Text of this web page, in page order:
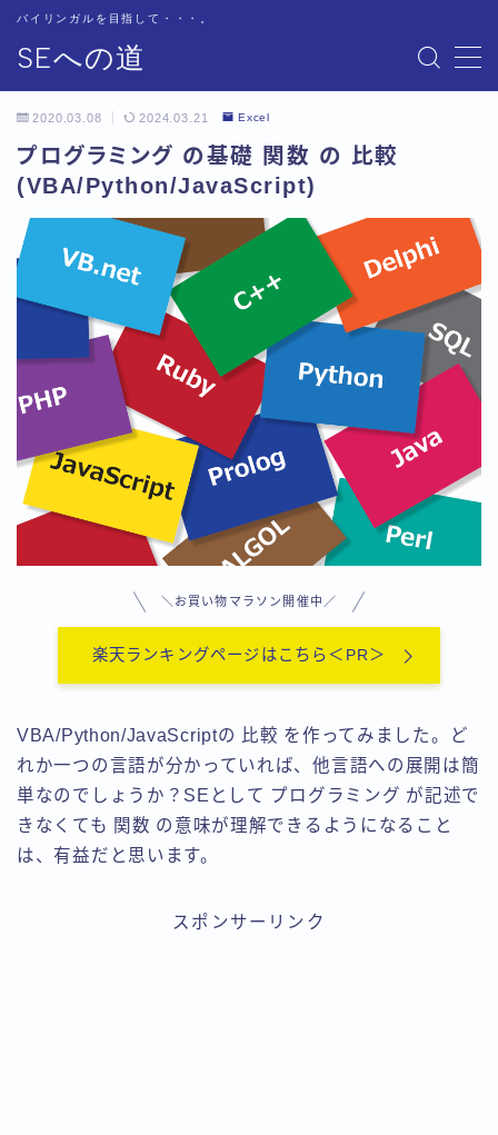
SEへの道
バイリンガルを目指して・・・。
お問い合わせ
テクニカル
トップページ
プライバシーポリシー
用語集
用語集-あ行
用語集-か行
用語集-さ行
用語集-な行
用語集-は行
用語集-ま行
用語集-や行・わ
用語集-ら行
2020.03.08 2024.03.21 Excel
プログラミング の基礎 関数 の 比較
(VBA/Python/JavaScript)
＼お買い物マラソン開催中／
楽天ランキングページはこちら＜PR＞
VBA/Python/JavaScriptの 比較 を作ってみました。ど
れか一つの言語が分かっていれば、他言語への展開は簡
単なのでしょうか？SEとして プログラミング が記述で
きなくても 関数 の意味が理解できるようになること
は、有益だと思います。
スポンサーリンク